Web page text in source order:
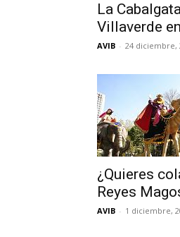
La
Villaverde
AVIB - 24 diciembre,
¿Quieres
Reyes
AVIB - 1 diciembre,